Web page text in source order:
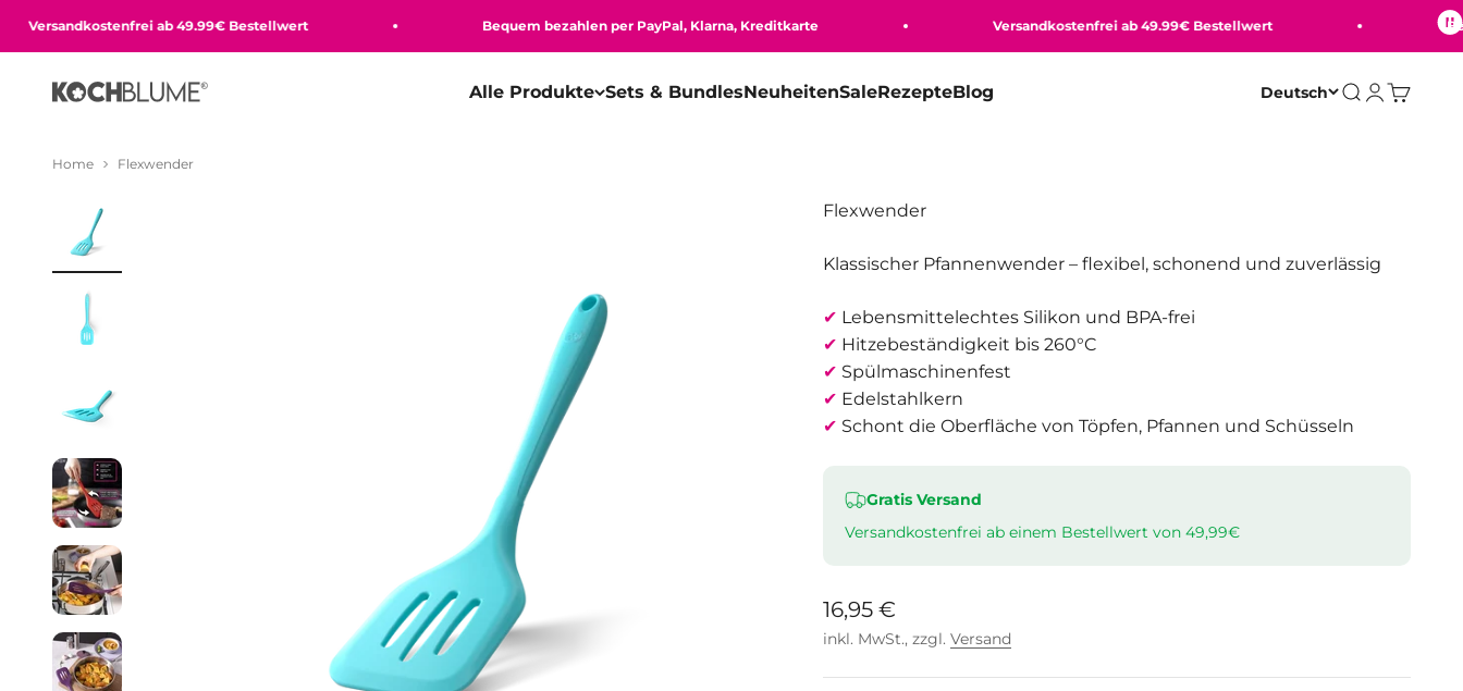
ab 49.99€ Bestellwert Bequem bezahlen per PayPal, Klarna, Kreditkarte Versandkostenfrei ab 49.99€ Bestellwert
Alle Produkte Sets & BundlesNeuheitenSaleRezepteBlog
Kochblume GmbH Deutsch SucheAnmelden
Home Flexwender
Flexwender
Klassischer Pfannenwender – flexibel, schonend und zuverlässig
✔ Lebensmittelechtes Silikon und BPA-frei
✔ Hitzebeständigkeit bis 260°C
✔ Spülmaschinenfest
✔ Edelstahlkern
✔ Schont die Oberfläche von Töpfen, Pfannen und Schüsseln
Gratis Versand
Versandkostenfrei ab einem Bestellwert von 49,99€
Angebot
16,95 €
inkl. MwSt., zzgl. Versand